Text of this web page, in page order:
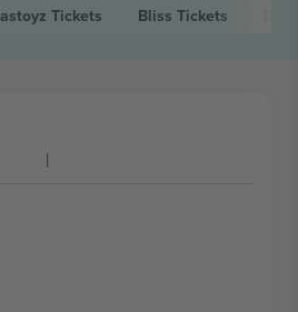
Tickets Bliss Tickets